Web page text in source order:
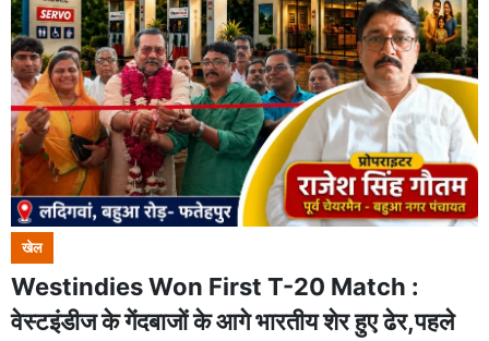
खेल
Westindies Won First T-20 Match :
वेस्टइंडीज के गेंदबाजों के आगे भारतीय शेर हुए ढेर,पहले